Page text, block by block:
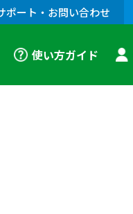
ポート・お問い合わせ
使い方ガイド